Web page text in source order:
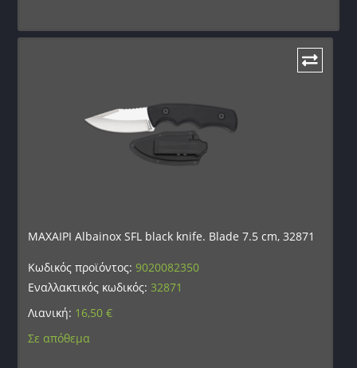
ΜΑΧΑΙΡΙ Albainox SFL black knife. Blade 7.5 cm, 32871
Κωδικός προϊόντος:9020082350
Εναλλακτικός κωδικός: 32871
Λιανική: 16,50€
Σε απόθεμα